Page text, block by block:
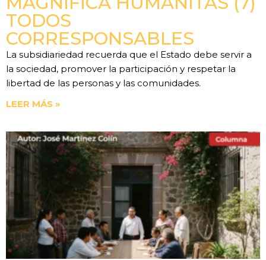
TODOS
CORRESPONSABLES
La subsidiariedad recuerda que el Estado debe servir a
la sociedad, promover la participación y respetar la
libertad de las personas y las comunidades.
LEER MÁS »